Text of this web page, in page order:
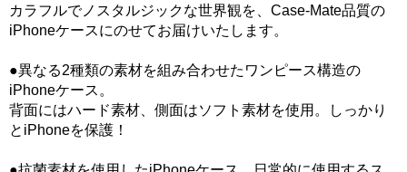
カラフルでノスタルジックな世界観を、Case-Mate品質の
iPhoneケースにのせてお届けいたします。
●異なる2種類の素材を組み合わせたワンピース構造の
iPhoneケース。
背面にはハード素材、側面はソフト素材を使用。しっかり
とiPhoneを保護！